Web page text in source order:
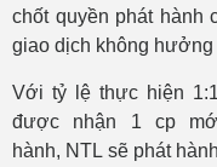
chốt quyền phát hành
giao dịch không hưởng
Với tỷ lệ thực hiện
được nhận 1 cp
hành, NTL sẽ phát